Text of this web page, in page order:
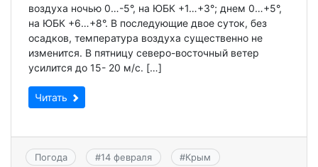
воздуха ночью 0…-5°, на ЮБК +1…+3°; днем 0…+5°,
на ЮБК +6…+8°. В последующие двое суток, без
осадков, температура воздуха существенно не
изменится. В пятницу северо-восточный ветер
усилится до 15- 20 м/с. […]
Читать
Погода #14 февраля #Крым